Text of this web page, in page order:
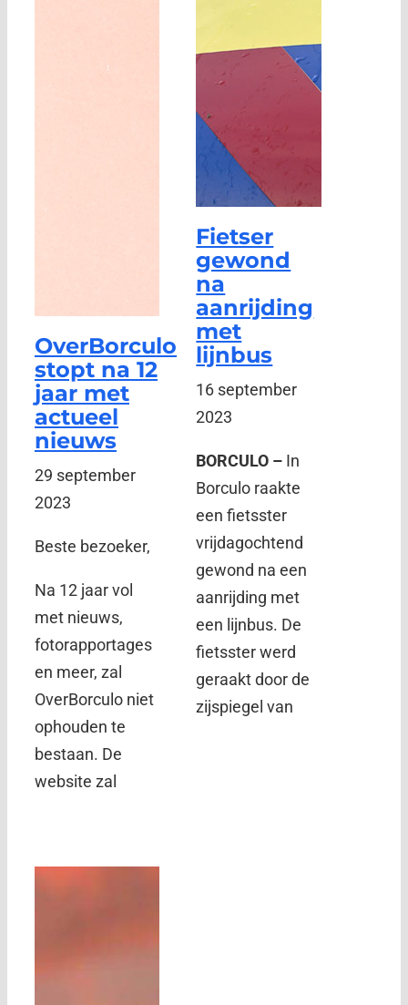
OverBorculo
stopt na 12
jaar met
actueel
nieuws
29 september
2023
Beste bezoeker,
Na 12 jaar vol
met nieuws,
fotorapportages
en meer, zal
OverBorculo niet
ophouden te
bestaan. De
website zal
Fietser
gewond
na
aanrijding
met
lijnbus
16 september
2023
BORCULO – In
Borculo raakte
een fietsster
vrijdagochtend
gewond na een
aanrijding met
een lijnbus. De
fietsster werd
geraakt door de
zijspiegel van